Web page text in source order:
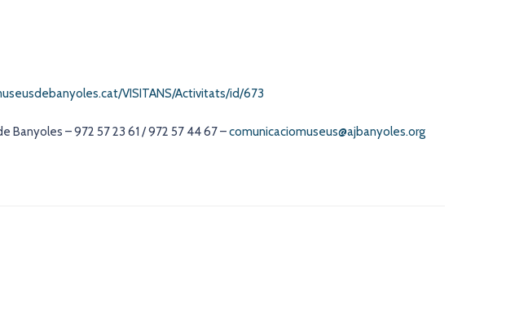
VISITANS/Activitats/id/673
Banyoles – 972 57 23 61 / 972 57 44 67 –comunicaciomuseus@ajbanyoles.org